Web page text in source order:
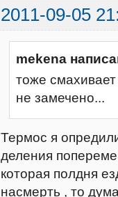
2011-09-05
mekena
тоже
не замечено...
Термос я
деления
которая полдня
насмерть , то